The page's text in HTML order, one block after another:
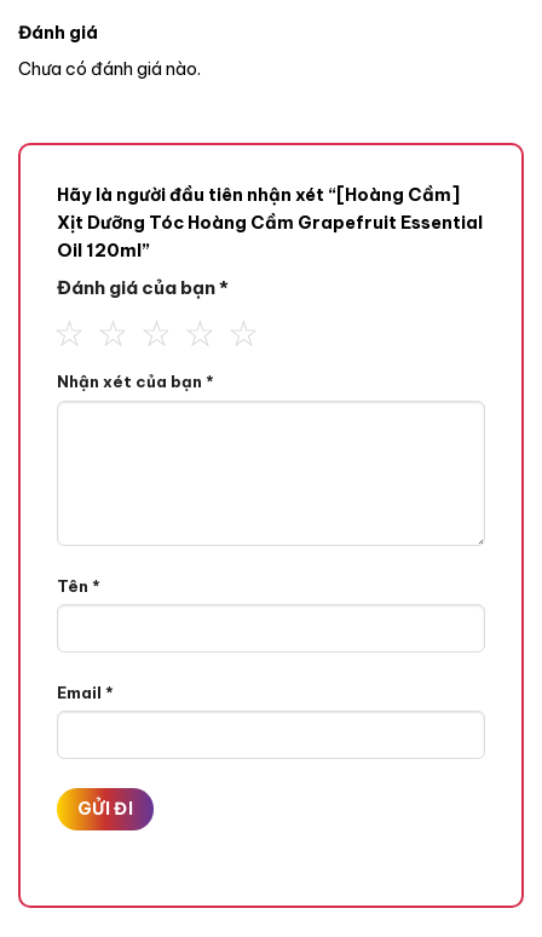
Đánh giá
Chưa có đánh giá nào.
Hãy là người đầu tiên nhận xét “[Hoàng Cầm]
Xịt Dưỡng Tóc Hoàng Cầm Grapefruit Essential
Oil 120ml”
Đánh giá của bạn*
Nhận xét của bạn *
Tên *
Email *